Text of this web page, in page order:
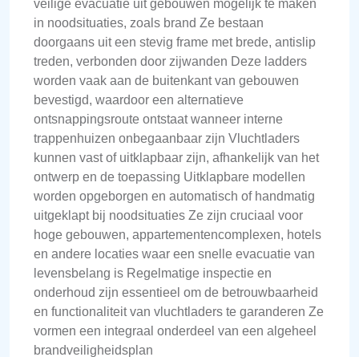
veilige evacuatie uit gebouwen mogelijk te maken
in noodsituaties, zoals brand Ze bestaan
doorgaans uit een stevig frame met brede, antislip
treden, verbonden door zijwanden Deze ladders
worden vaak aan de buitenkant van gebouwen
bevestigd, waardoor een alternatieve
ontsnappingsroute ontstaat wanneer interne
trappenhuizen onbegaanbaar zijn Vluchtladers
kunnen vast of uitklapbaar zijn, afhankelijk van het
ontwerp en de toepassing Uitklapbare modellen
worden opgeborgen en automatisch of handmatig
uitgeklapt bij noodsituaties Ze zijn cruciaal voor
hoge gebouwen, appartementencomplexen, hotels
en andere locaties waar een snelle evacuatie van
levensbelang is Regelmatige inspectie en
onderhoud zijn essentieel om de betrouwbaarheid
en functionaliteit van vluchtladers te garanderen Ze
vormen een integraal onderdeel van een algeheel
brandveiligheidsplan